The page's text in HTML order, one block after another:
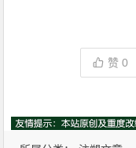
赞0